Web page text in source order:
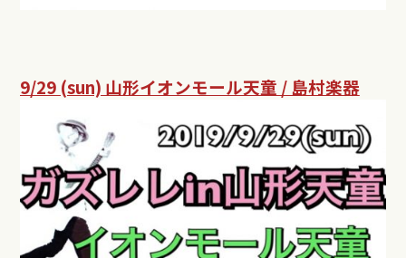
9/29 (sun) 山形イオンモール天童 / 島村楽器